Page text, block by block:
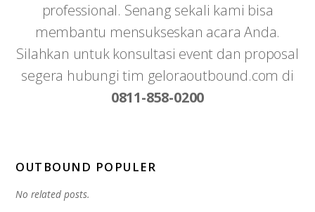
professional. Senang sekali kami bisa
membantu mensukseskan acara Anda.
Silahkan untuk konsultasi event dan proposal
segera hubungi tim geloraoutbound.com di
0811-858-0200
OUTBOUND POPULER
No related posts.